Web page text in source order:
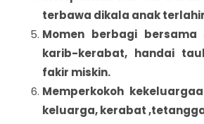
terbawa dikala anak
Momen berbagi bersama
karib-kerabat, handai
fakir miskin.
Memperkokoh
keluarga, kerabat